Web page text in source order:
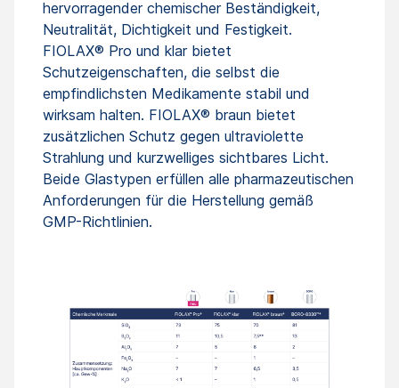
hervorragender chemischer Beständigkeit,
Neutralität, Dichtigkeit und Festigkeit.
FIOLAX® Pro und klar bietet
Schutzeigenschaften, die selbst die
empfindlichsten Medikamente stabil und
wirksam halten. FIOLAX® braun bietet
zusätzlichen Schutz gegen ultraviolette
Strahlung und kurzwelliges sichtbares Licht.
Beide Glastypen erfüllen alle pharmazeutischen
Anforderungen für die Herstellung gemäß
GMP-Richtlinien.